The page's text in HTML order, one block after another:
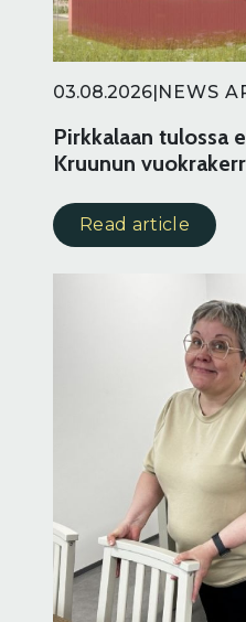
03.08.2026 NEWS
Pirkkalaan tulossa
Kruunun
Read article